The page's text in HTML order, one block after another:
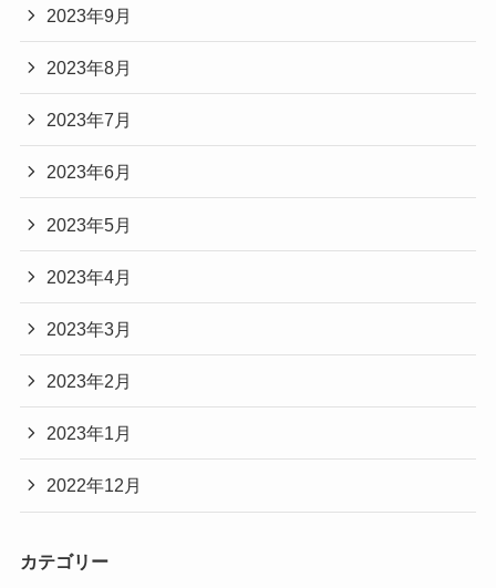
2023年9月
2023年8月
2023年7月
2023年6月
2023年5月
2023年4月
2023年3月
2023年2月
2023年1月
2022年12月
カテゴリー